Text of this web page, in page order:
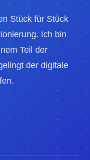
Stück für Stück
Ich bin
Teil der
der digitale